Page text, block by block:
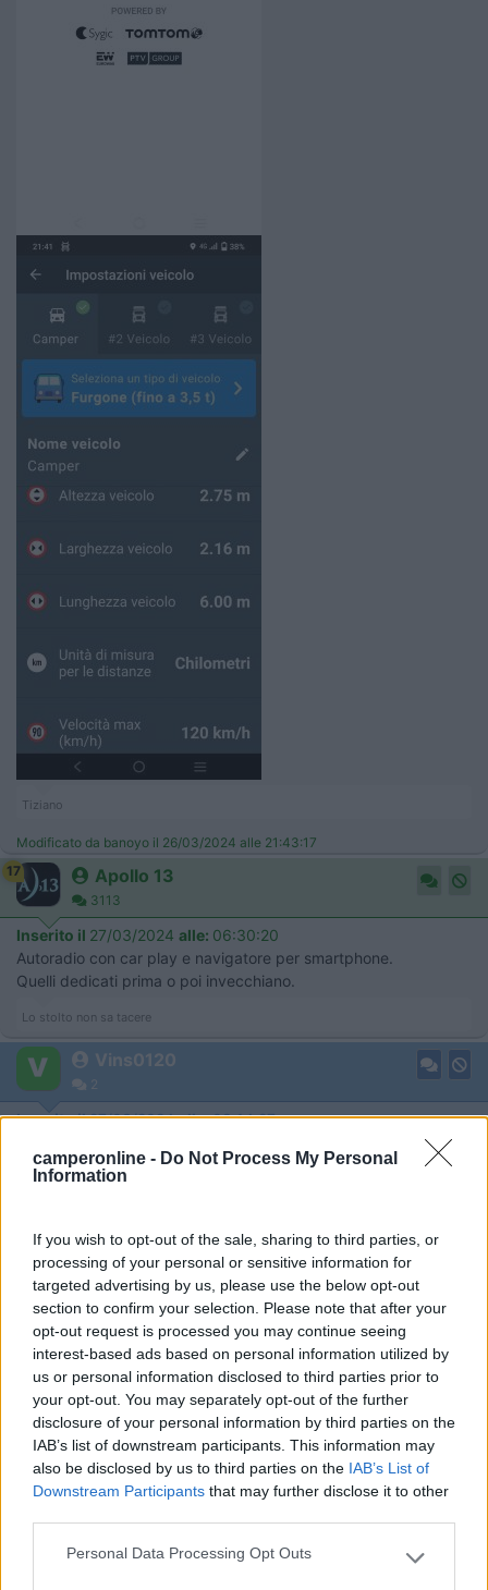
camperonline - Do Not Process My Personal
Information
If you wish to opt-out of the sale, sharing to third parties, or
processing of your personal or sensitive information for
targeted advertising by us, please use the below opt-out
section to confirm your selection. Please note that after your
opt-out request is processed you may continue seeing
interest-based ads based on personal information utilized by
us or personal information disclosed to third parties prior to
your opt-out. You may separately opt-out of the further
disclosure of your personal information by third parties on the
IAB’s list of downstream participants. This information may
also be disclosed by us to third parties on the IAB’s List of
Downstream Participants that may further disclose it to other
Please note that this website/app uses one or more Google
Personal Data Processing Opt Outs
Tiziano
Modificato da banoyo il 26/03/2024 alle 21:43:17
17
Apollo 13
3113
Inserito il 27/03/2024 alle: 06:30:20
Autoradio con car play e navigatore per smartphone.
Quelli dedicati prima o poi invecchiano.
Lo stolto non sa tacere
Vins0120
2
Inserito il27/03/2024 alle:08:14:27
Ah ok perfetto ragazzi allora conviene utilizzare google maps,
l’avevo pensato. Essendosi rotto il display del camper pensavo
di fare una cosa utile regalandogli un navigatore. Ma a questo
della mobilvetta da sostituire con quello nella plancia che è
rotto?
salito
Inserito il27/03/2024 alle: 08:29:18
fai una prova anche con Waze anzi si possono installare tutte
due e il confronto lo si puoi fare in qualsiasi momento in
particolare per segnalazione della quantità/qualità del traffico in
quel momento
Waze puoi avere la velocità concessa e quella che stai facendo
e altro su entrambi Li ho messi tutti e due in occasione di un
„Passare per idiota agli occhi di un imbecille è voluttà da finissimo